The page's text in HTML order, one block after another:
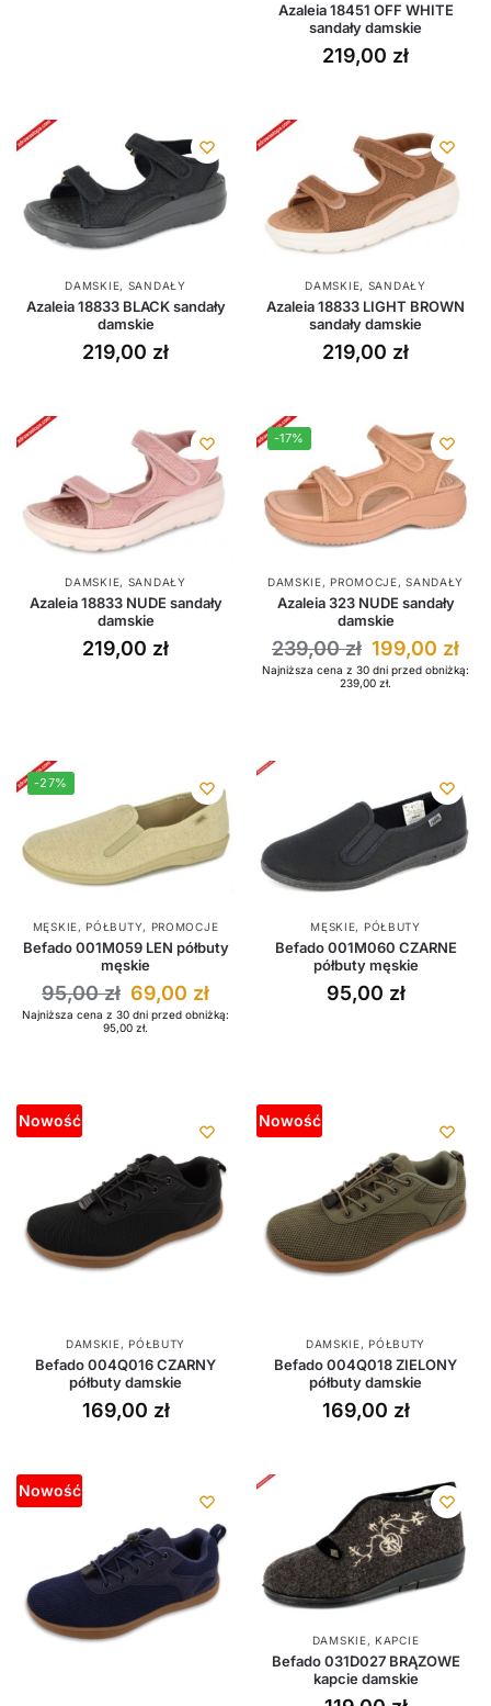
Azaleia 18451 OFF WHITE
sandały damskie
219,00 zł
DAMSKIE, SANDAŁY
Azaleia 18833 BLACK sandały
damskie
219,00 zł
DAMSKIE, SANDAŁY
Azaleia 18833 LIGHT BROWN
sandały damskie
219,00 zł
DAMSKIE, SANDAŁY
Azaleia 18833 NUDE sandały
damskie
219,00 zł
-17%
DAMSKIE,PROMOCJE,SANDAŁY
Azaleia 323 NUDE sandały
damskie
239,00zł 199,00 zł
Najniższa cena z 30 dni przed obniżką:
239,00 zł.
-27%
MĘSKIE,PÓŁBUTY, PROMOCJE
Befado 001M059 LEN półbuty
męskie
95,00zł 69,00 zł
Najniższa cena z 30 dni przed obniżką:
95,00 zł.
MĘSKIE, PÓŁBUTY
Befado 001M060 CZARNE
półbuty męskie
95,00 zł
Nowość
DAMSKIE,PÓŁBUTY
Befado 004Q016 CZARNY
półbuty damskie
169,00 zł
Nowość
DAMSKIE,PÓŁBUTY
Befado 004Q018 ZIELONY
półbuty damskie
169,00 zł
Nowość
DAMSKIE,KAPCIE
Befado 031D027 BRĄZOWE
kapcie damskie